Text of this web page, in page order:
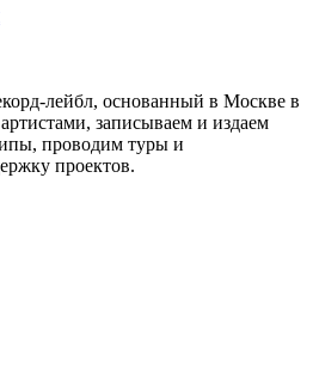
лейбл, основанный в Москве в
записываем и издаем
проводим туры и
проектов.